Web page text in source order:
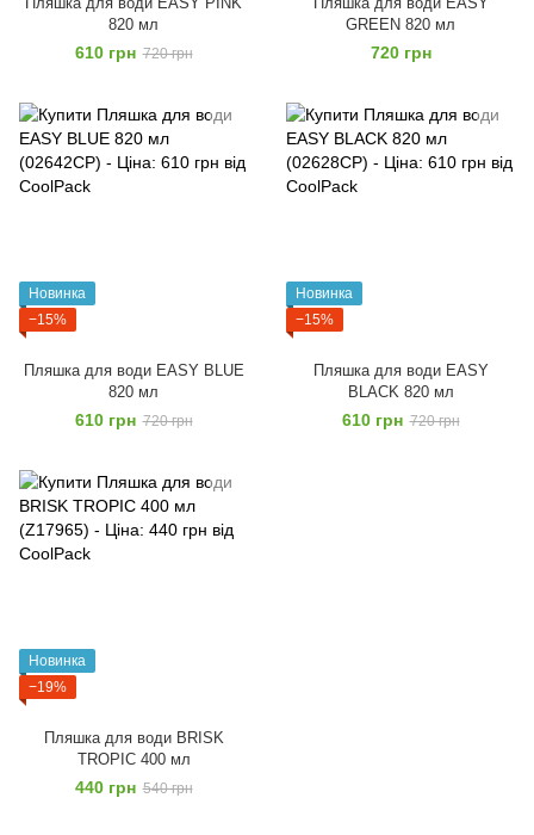
820 мл
610 грн 720 грн
GREEN 820 мл
720 грн
Новинка
−15%
Пляшка для води EASY BLUE
820 мл
610 грн 720 грн
Новинка
−15%
Пляшка для води EASY
BLACK 820 мл
610 грн 720 грн
Новинка
−19%
Пляшка для води BRISK
TROPIC 400 мл
440 грн 540 грн